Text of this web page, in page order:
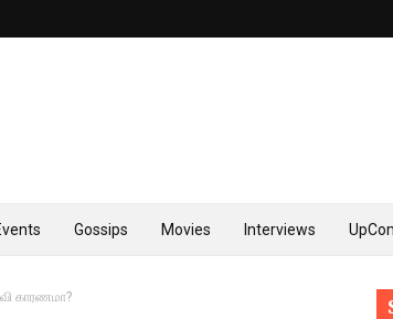
Gossips Movies Interviews
காரணமா?